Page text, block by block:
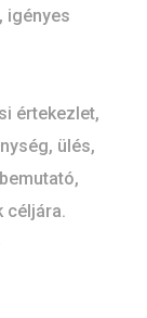
igényes
értekezlet,
ülés,
céljára.